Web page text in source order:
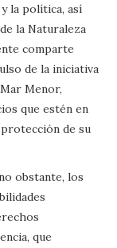
la política, así
la Naturaleza
comparte
de la iniciativa
Menor,
que estén en
de su
obstante, los
que